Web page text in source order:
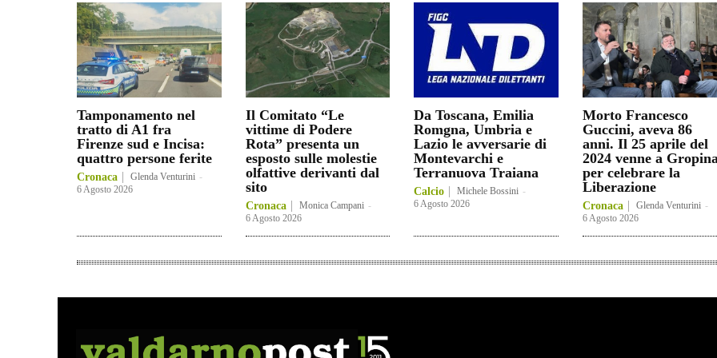
Tamponamento nel
tratto di A1 fra
Firenze sud e Incisa:
quattro persone ferite
Cronaca Glenda Venturini -
6 Agosto 2026
Il Comitato “Le
vittime di Podere
Rota” presenta un
esposto sulle molestie
olfattive derivanti dal
sito
Cronaca Monica Campani -
6 Agosto 2026
Da Toscana, Emilia
Romgna, Umbria e
Lazio le avversarie di
Montevarchi e
Terranuova Traiana
Calcio Michele Bossini -
6 Agosto 2026
Morto Francesco
Guccini, aveva 86
anni. Il 25 aprile del
2024 venne a
per celebrare la
Liberazione
Cronaca Glenda Venturini -
6 Agosto 2026